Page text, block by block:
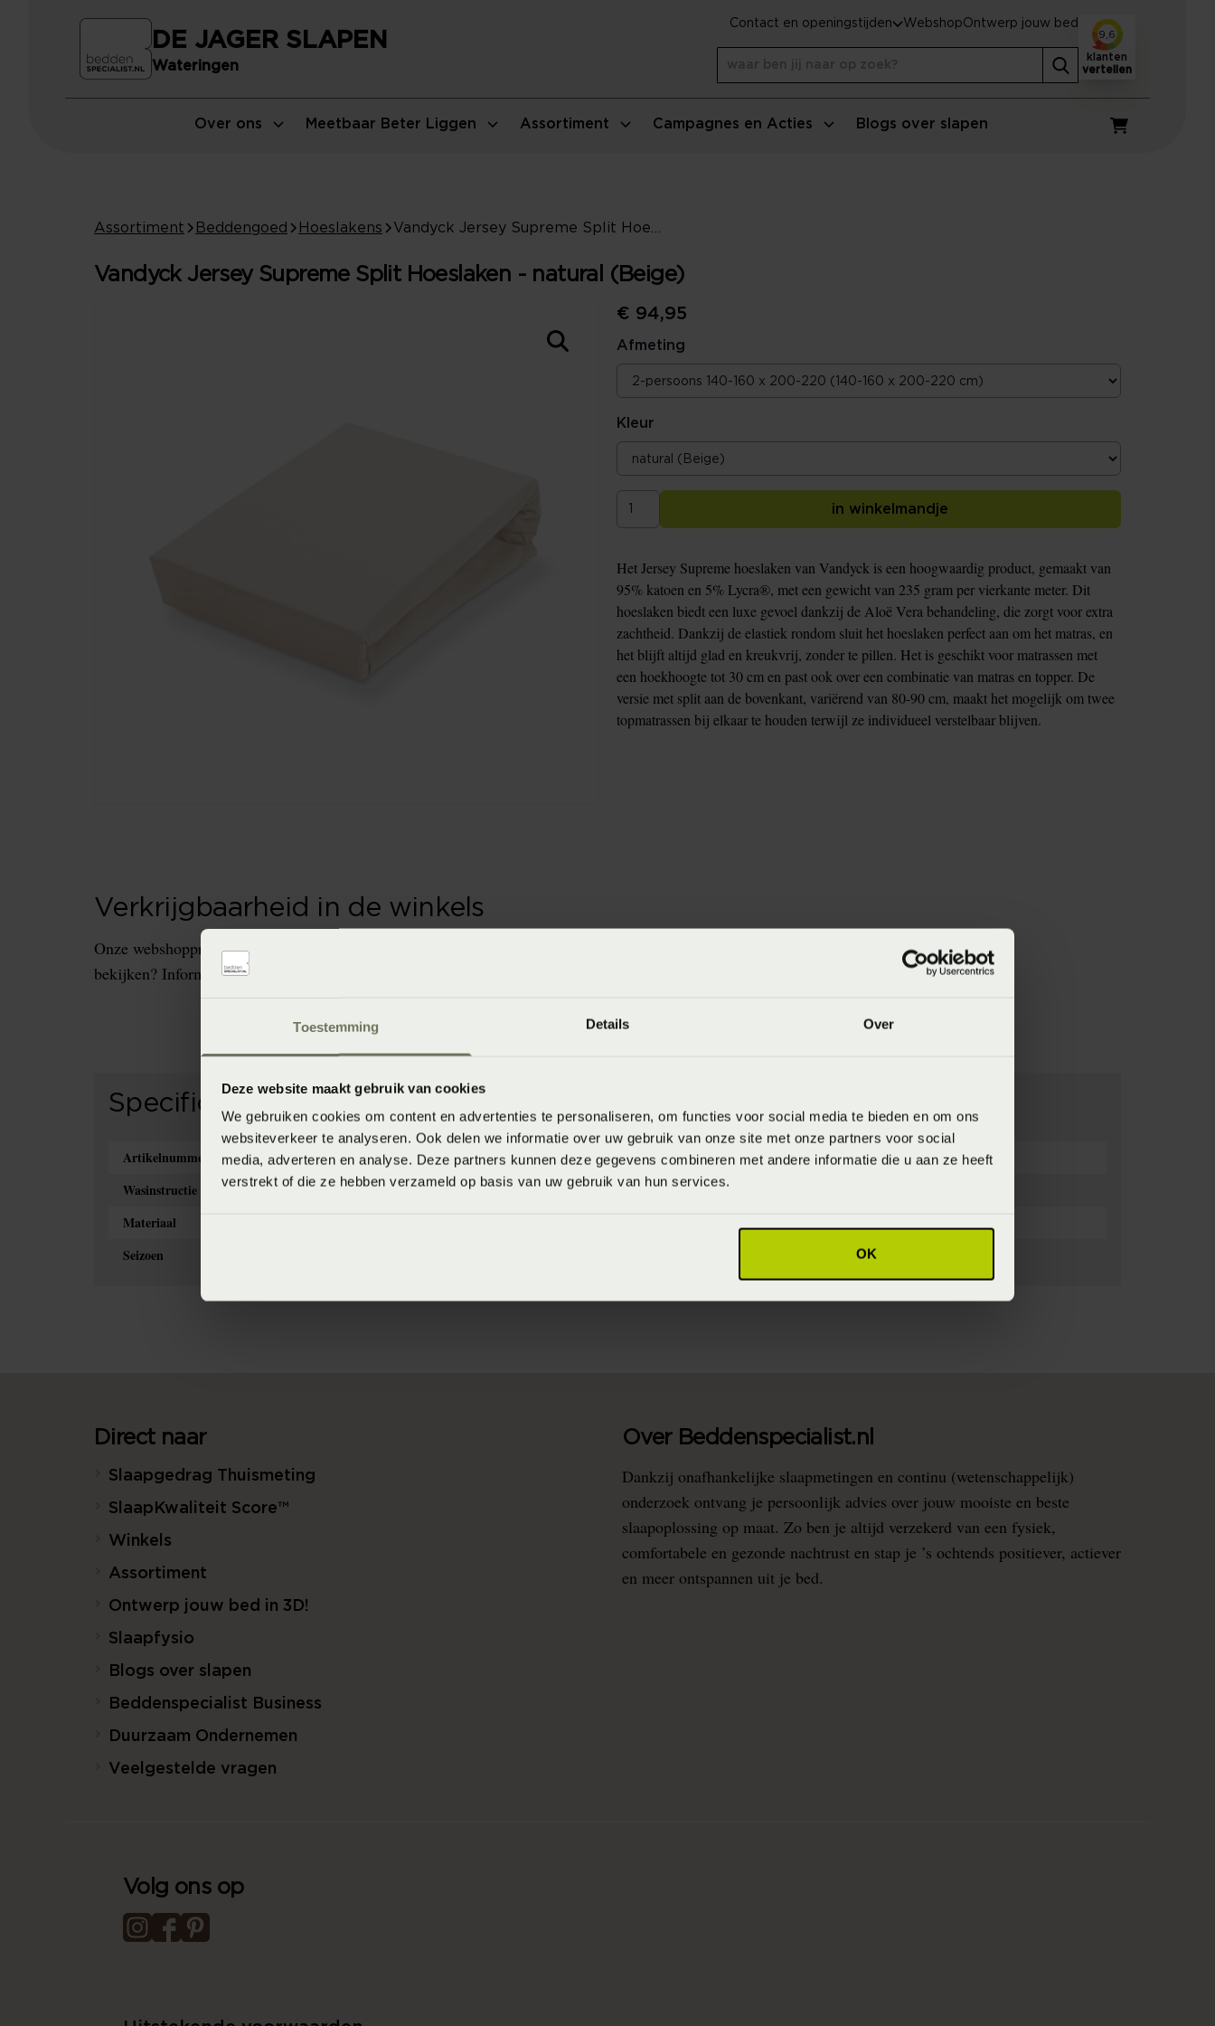
Toestemming Details Over
Deze website maakt gebruik van cookies
We gebruiken cookies om content en advertenties te personaliseren, om functies voor social media te bieden en om ons
websiteverkeer te analyseren. Ook delen we informatie over uw gebruik van onze site met onze partners voor social
media, adverteren en analyse. Deze partners kunnen deze gegevens combineren met andere informatie die u aan ze heeft
verstrekt of die ze hebben verzameld op basis van uw gebruik van hun services.
OK
Over ons Meetbaar Beter Liggen Assortiment Campagnes en Acties Blogs over slapen
Winkelwagen
DE JAGER SLAPEN
Wateringen
Contact en openingstijden WebshopOntwerp jouw bed
9,6
klanten
vertellen
Assortiment Beddengoed Hoeslakens
Vandyck Jersey Supreme Split Hoeslaken - natural (Beige)
€ 94,95
Afmeting
Kleur
in winkelmandje
Het Jersey Supreme hoeslaken van Vandyck is een hoogwaardig product, gemaakt van
95% katoen en 5% Lycra®, met een gewicht van 235 gram per vierkante meter. Dit
hoeslaken biedt een luxe gevoel dankzij de Aloë Vera behandeling, die zorgt voor extra
zachtheid. Dankzij de elastiek rondom sluit het hoeslaken perfect aan om het matras, en
het blijft altijd glad en kreukvrij, zonder te pillen. Het is geschikt voor matrassen met
een hoekhoogte tot 30 cm en past ook over een combinatie van matras en topper. De
versie met split aan de bovenkant, variërend van 80-90 cm, maakt het mogelijk om twee
topmatrassen bij elkaar te houden terwijl ze individueel verstelbaar blijven.
Verkrijgbaarheid in de winkels
Onze webshopproducten zijn niet altijd verkrijgbaar in de winkel. Wil je het product in de winkel
bekijken? Informeer dan eerst naar de beschikbaarheid.
Specificaties
Artikelnummer 8718471385718
Wasinstructie Wasvoorschrift: wassen op 40°C of 60°C
Materiaal
Seizoen
Direct naar
Slaapgedrag Thuismeting
SlaapKwaliteit Score™
Winkels
Assortiment
Ontwerp jouw bed in 3D!
Slaapfysio
Blogs over slapen
Beddenspecialist Business
Duurzaam Ondernemen
Veelgestelde vragen
Over Beddenspecialist.nl
Dankzij onafhankelijke slaapmetingen en continu (wetenschappelijk)
onderzoek ontvang je persoonlijk advies over jouw mooiste en beste
slaapoplossing op maat. Zo ben je altijd verzekerd van een fysiek,
comfortabele en gezonde nachtrust en stap je ’s ochtends positiever, actiever
en meer ontspannen uit je bed.
Volg ons op